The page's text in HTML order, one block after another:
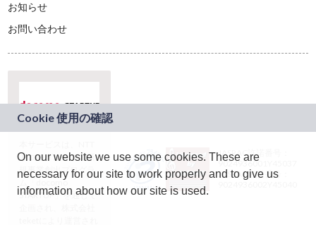
お知らせ
お問い合わせ
ドコモグループの新
規事業創出プログラ
ム「docomo
STARTUP」を通じて
JASRAC許諾番号：
9024936001Y45037
JASRAC許諾番号：
On our website we use some cookies. These are
necessary for our site to work properly and to give us
information about how our site is used.